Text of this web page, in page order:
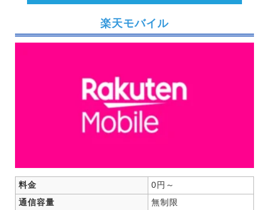
楽天モバイル
料金
0円～
通信容量
無制限